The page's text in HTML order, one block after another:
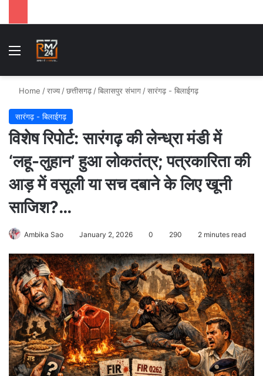
Menu
Home /राज्य /छत्तीसगढ़ /बिलासपुर संभाग /सारंगढ़ - बिलाईगढ़
सारंगढ़ - बिलाईगढ़
विशेष रिपोर्ट: सारंगढ़ की लेन्ध्रा मंडी में
‘लहू-लुहान’ हुआ लोकतंत्र; पत्रकारिता की
आड़ में वसूली या सच दबाने के लिए खूनी
साजिश?…
Ambika Sao January 2, 2026 0 290 2 minutes read